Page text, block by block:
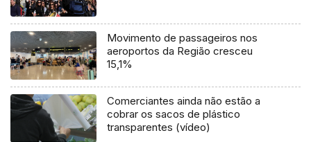
Movimento de passageiros nos
aeroportos da Região cresceu
15,1%
Comerciantes ainda não estão a
cobrar os sacos de plástico
transparentes (vídeo)